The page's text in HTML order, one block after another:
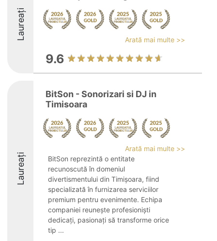
Laureați Arată mai multe >>
9.6
Laureați
BitSon - Sonorizari si DJ in
Timisoara
Arată mai multe >>
BitSon reprezintă o entitate
recunoscută în domeniul
divertismentului din Timișoara, fiind
specializată în furnizarea serviciilor
premium pentru evenimente. Echipa
companiei reunește profesioniști
dedicați, pasionați să transforme orice
tip ...